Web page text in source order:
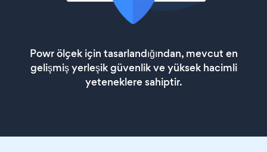
Powr ölçek için tasarlandığından, mevcut en
gelişmiş yerleşik güvenlik ve yüksek hacimli
yeteneklere sahiptir.